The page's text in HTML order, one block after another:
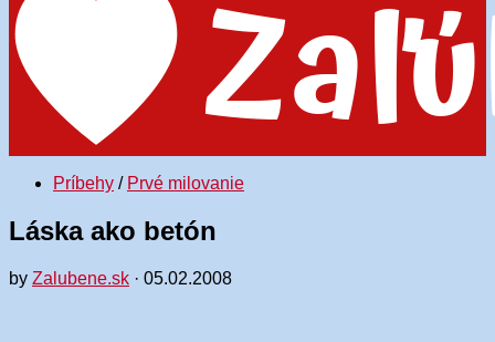
Príbehy / Prvé milovanie
Láska ako betón
by Zalubene.sk · 05.02.2008